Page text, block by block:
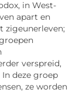
in West-
apart en
zigeunerleven;
verspreid,
deze groep
ze worden